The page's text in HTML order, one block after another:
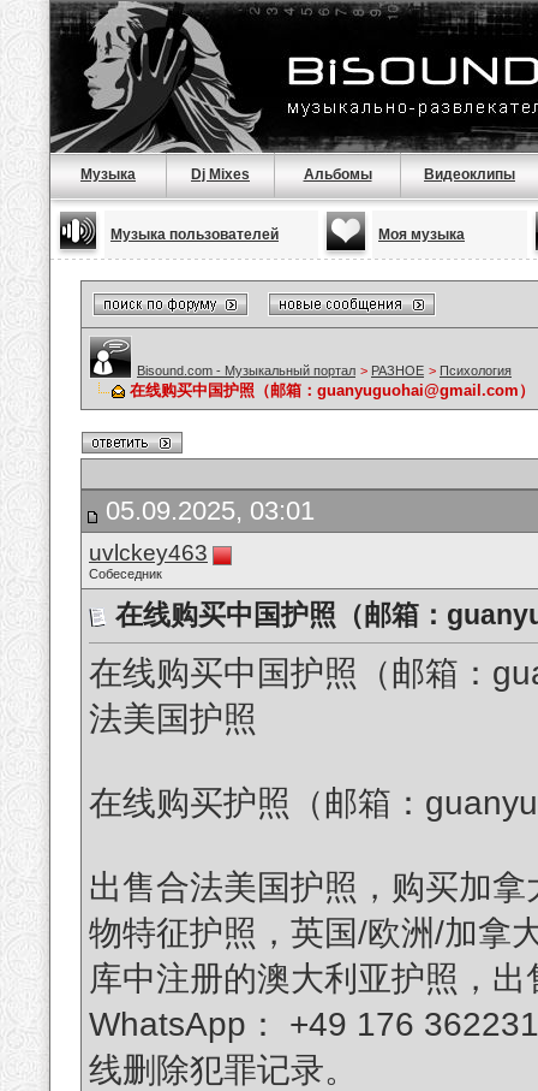
Музыка Dj Mixes Альбомы Видеоклипы
Музыка пользователей Моя музыка
Bisound.com - Музыкальный портал > РАЗНОЕ > Психология
在线购买中国护照（邮箱：guanyuguohai@gmail.com）
05.09.2025, 03:01
uvlckey463
Собеседник
在线购买中国护照（邮箱：
在线购买中国护照（邮箱：
法美国护照
在线购买护照（邮箱：
出售合法美国护照，购买加
物特征护照，英国/欧洲/加拿
库中注册的澳大利亚护照，
WhatsApp： +49 176
线删除犯罪记录。